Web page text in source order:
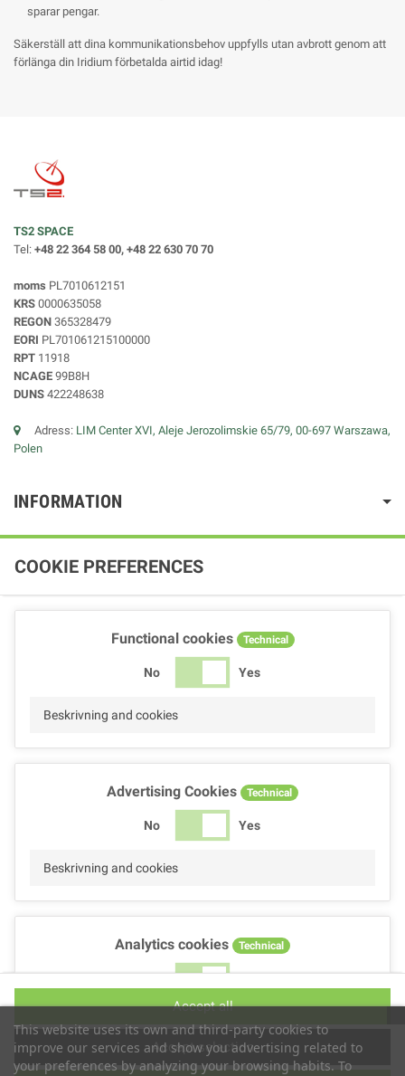
sparar pengar.
Säkerställ att dina kommunikationsbehov uppfylls utan avbrott genom att
förlänga din Iridium förbetalda airtid idag!
TS2 SPACE
Tel: +48 22 364 58 00, +48 22 630 70 70
moms PL7010612151
KRS 0000635058
REGON 365328479
EORI PL701061215100000
RPT 11918
NCAGE 99B8H
DUNS 422248638
Adress: LIM Center XVI, Aleje Jerozolimskie 65/79, 00-697 Warszawa,
Polen
INFORMATION
This website uses its own and third-party cookies to
improve our services and show you advertising related to
your preferences by analyzing your browsing habits. To
COOKIE PREFERENCES
Functional cookies Technical
No Yes
Beskrivning and cookies
Advertising Cookies Technical
No Yes
Beskrivning and cookies
Analytics cookies Technical
No Yes
Accept selection
Accept all